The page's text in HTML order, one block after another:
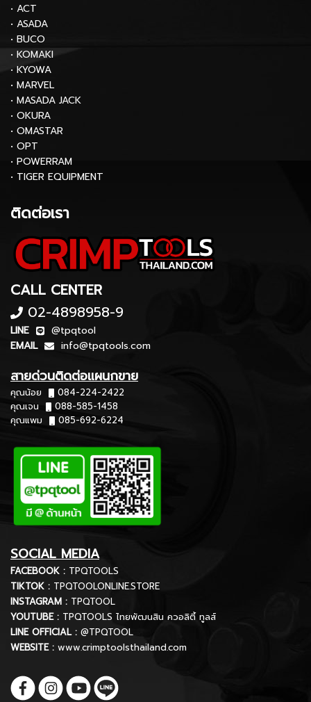
• ACT
• ASADA
• BUCO
• KOMAKI
• KYOWA
• MARVEL
• MASADA JACK
• OKURA
• OMASTAR
• OPT
• POWERRAM
• TIGER EQUIPMENT
ติดต่อเรา
CALL CENTER
02-4898958-9
LINE
@tpqtool
EMAIL
info@tpqtools.com
สายด่วนติดต่อแผนกขาย
คุณน้อย
084-224-2422
คุณเจน
088-585-1458
คุณแพม
085-692-6224
SOCIAL MEDIA
FACEBOOK : TPQTOOLS
TIKTOK : TPQTOOLONLINE.STORE
INSTAGRAM : TPQTOOL
YOUTUBE : TPQTOOLS ไทยพัฒนสิน ควอลิตี้ ทูลส์
LINE OFFICIAL : @TPQTOOL
WEBSITE : www.crimptoolsthailand.com